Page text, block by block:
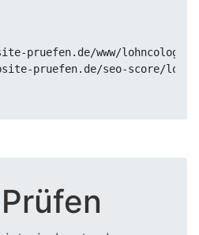
pruefen.de/www/
pruefen.de/seo-score/